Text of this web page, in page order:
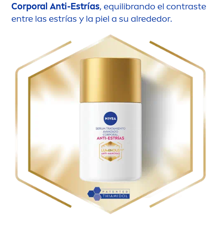
Corporal Anti-Estrías, equilibrando el contraste
entre las estrías y la piel a su alrededor.